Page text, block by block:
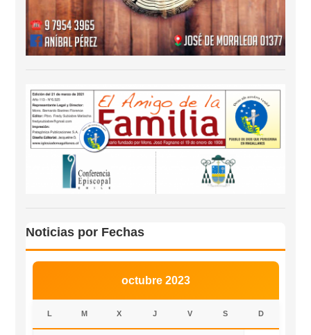
Noticias por Fechas
octubre 2023
L M X J V S D